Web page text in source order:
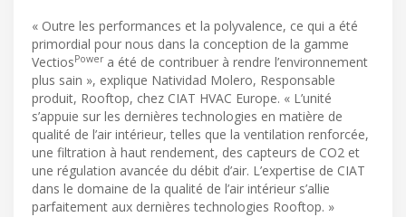
« Outre les performances et la polyvalence, ce qui a été
primordial pour nous dans la conception de la gamme
VectiosPowera été de contribuer à rendre l’environnement
plus sain », explique Natividad Molero, Responsable
produit, Rooftop, chez CIAT HVAC Europe. « L’unité
s’appuie sur les dernières technologies en matière de
qualité de l’air intérieur, telles que la ventilation renforcée,
une filtration à haut rendement, des capteurs de CO2 et
une régulation avancée du débit d’air. L’expertise de CIAT
dans le domaine de la qualité de l’air intérieur s’allie
parfaitement aux dernières technologies Rooftop. »